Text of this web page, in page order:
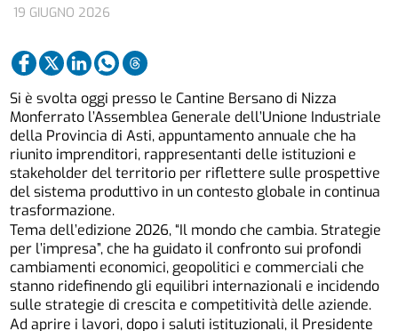
19 GIUGNO 2026
Si è svolta oggi presso le Cantine Bersano di Nizza
Monferrato l’Assemblea Generale dell’Unione Industriale
della Provincia di Asti, appuntamento annuale che ha
riunito imprenditori, rappresentanti delle istituzioni e
stakeholder del territorio per riflettere sulle prospettive
del sistema produttivo in un contesto globale in continua
trasformazione.
Tema dell’edizione 2026, “Il mondo che cambia. Strategie
per l’impresa”, che ha guidato il confronto sui profondi
cambiamenti economici, geopolitici e commerciali che
stanno ridefinendo gli equilibri internazionali e incidendo
sulle strategie di crescita e competitività delle aziende.
Ad aprire i lavori, dopo i saluti istituzionali, il Presidente